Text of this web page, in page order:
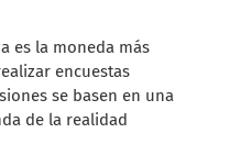
es la moneda más
encuestas
se basen en una
de la realidad